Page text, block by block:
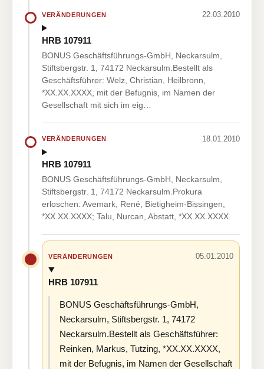
VERÄNDERUNGEN 22.03.2010
HRB 107911
BONUS Geschäftsführungs-GmbH, Neckarsulm,
Stiftsbergstr. 1, 74172 Neckarsulm.Bestellt als
Geschäftsführer: Welz, Christian, Heilbronn,
*XX.XX.XXXX, mit der Befugnis, im Namen der
Gesellschaft mit sich im eig…
VERÄNDERUNGEN 18.01.2010
HRB 107911
BONUS Geschäftsführungs-GmbH, Neckarsulm,
Stiftsbergstr. 1, 74172 Neckarsulm.Prokura
erloschen: Avemark, René, Bietigheim-Bissingen,
*XX.XX.XXXX; Talu, Nurcan, Abstatt, *XX.XX.XXXX.
VERÄNDERUNGEN 05.01.2010
HRB 107911
BONUS Geschäftsführungs-GmbH,
Neckarsulm, Stiftsbergstr. 1, 74172
Neckarsulm.Bestellt als Geschäftsführer:
Reinken, Markus, Tutzing, *XX.XX.XXXX,
mit der Befugnis, im Namen der Gesellschaft